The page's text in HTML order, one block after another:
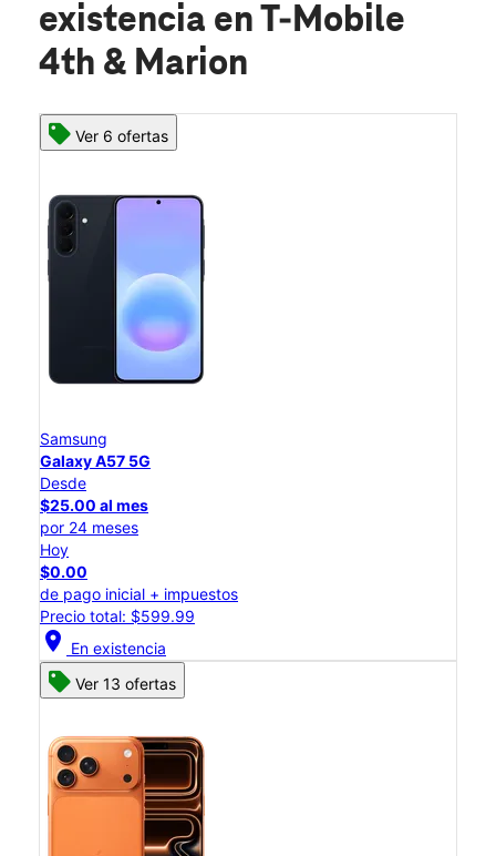
existencia en T-Mobile
4th & Marion
Ver 6 ofertas
Samsung
Galaxy A57 5G
Desde
$25.00 al mes
por 24 meses
Hoy
$0.00
de pago inicial + impuestos
Precio total: $599.99
location_on En existencia
Ver 13 ofertas